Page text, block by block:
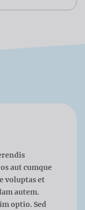
aut cumque
voluptas et
autem.
optio. Sed